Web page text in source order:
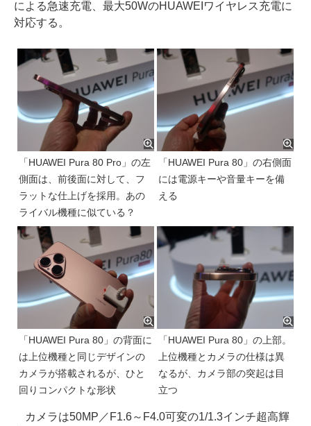
による急速充電、最大50WのHUAWEIワイヤレス充電に
対応する。
「HUAWEI Pura 80 Pro」の左
側面は、前後面に対して、フ
ラットな仕上げを採用。あの
ライバル機種に似ている？
「HUAWEI Pura 80」の右側面
には電源キーや音量キーを備
える
「HUAWEI Pura 80」の背面に
は上位機種と同じデザインの
カメラが搭載されるが、ひと
回りコンパクトな形状
「HUAWEI Pura 80」の上部。
上位機種とカメラの仕様は異
なるが、カメラ部の突起は目
立つ
カメラは50MP／F1.6～F4.0可変の1/1.3インチ超高輝